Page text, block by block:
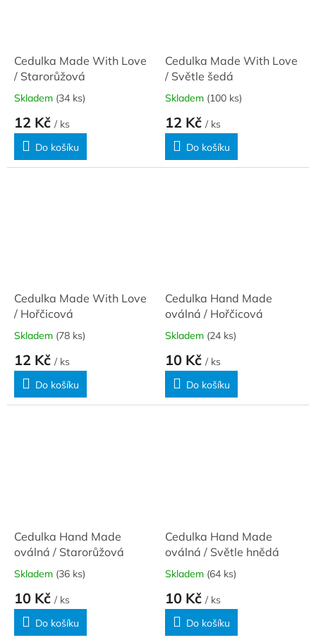
Cedulka Made With Love
/ Starorůžová
Skladem (34 ks)
12 Kč / ks
Do košíku
Cedulka Made With Love
/ Světle šedá
Skladem (100 ks)
12 Kč / ks
Do košíku
Cedulka Made With Love
/ Hořčicová
Skladem (78 ks)
12 Kč / ks
Do košíku
Cedulka Hand Made
oválná / Hořčicová
Skladem (24 ks)
10 Kč / ks
Do košíku
Cedulka Hand Made
oválná / Starorůžová
Skladem (36 ks)
10 Kč / ks
Do košíku
Cedulka Hand Made
oválná / Světle hnědá
Skladem (64 ks)
10 Kč / ks
Do košíku